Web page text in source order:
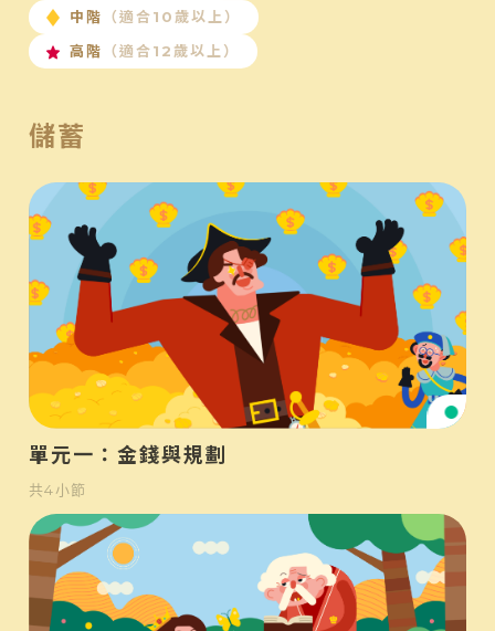
中階
（適合10歲以上）
高階
（適合12歲以上）
儲蓄
單元一：金錢與規劃
共4小節